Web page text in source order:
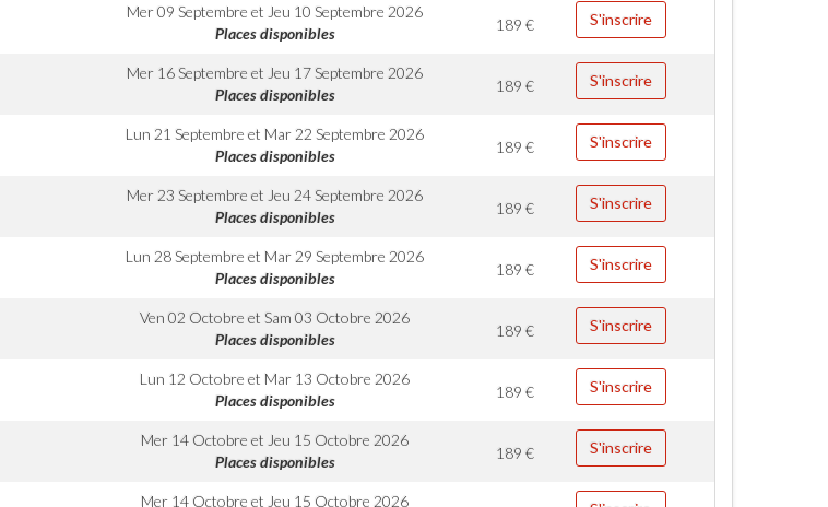
Mer 09 Septembre et Jeu 10 Septembre 2026
Places disponibles
189€ S'inscrire
Mer 16 Septembre et Jeu 17 Septembre 2026
Places disponibles
189€ S'inscrire
Lun 21 Septembre et Mar 22 Septembre 2026
Places disponibles
189€ S'inscrire
Mer 23 Septembre et Jeu 24 Septembre 2026
Places disponibles
189€ S'inscrire
Lun 28 Septembre et Mar 29 Septembre 2026
Places disponibles
189€ S'inscrire
Ven 02 Octobre etSam 03 Octobre 2026
Places disponibles
189€ S'inscrire
Lun 12 Octobre et Mar 13 Octobre 2026
Places disponibles
189€ S'inscrire
Mer 14 Octobre et Jeu 15 Octobre 2026
Places disponibles
189€ S'inscrire
Mer 14 Octobre et Jeu 15 Octobre 2026